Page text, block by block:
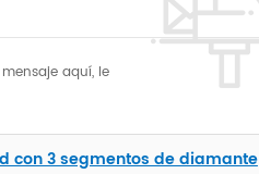
aquí, le
con 3 segmentos de diamante